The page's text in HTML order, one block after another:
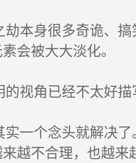
本身很多奇诡、
会被大大淡化。
视角已经不太好描
一个念头就解决
越不合理，也越来